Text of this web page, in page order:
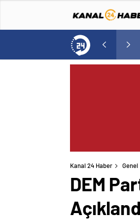
Norweç silahlı kuvvetleri kadınlardan oluşan özel kuvvetler eğitimlerini başlattı.
Kanal 24 Haber Genel
DEM